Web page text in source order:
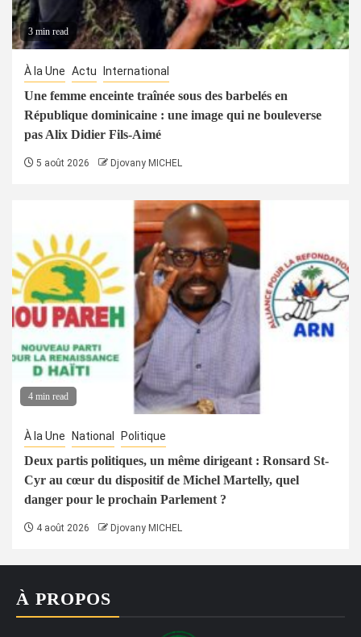
3 min read
À la Une Actu International
Une femme enceinte traînée sous des barbelés en
République dominicaine : une image qui ne bouleverse
pas Alix Didier Fils-Aimé
5 août 2026 Djovany MICHEL
4 min read
À la Une National Politique
Deux partis politiques, un même dirigeant : Ronsard St-
Cyr au cœur du dispositif de Michel Martelly, quel
danger pour le prochain Parlement ?
4 août 2026 Djovany MICHEL
À PROPOS